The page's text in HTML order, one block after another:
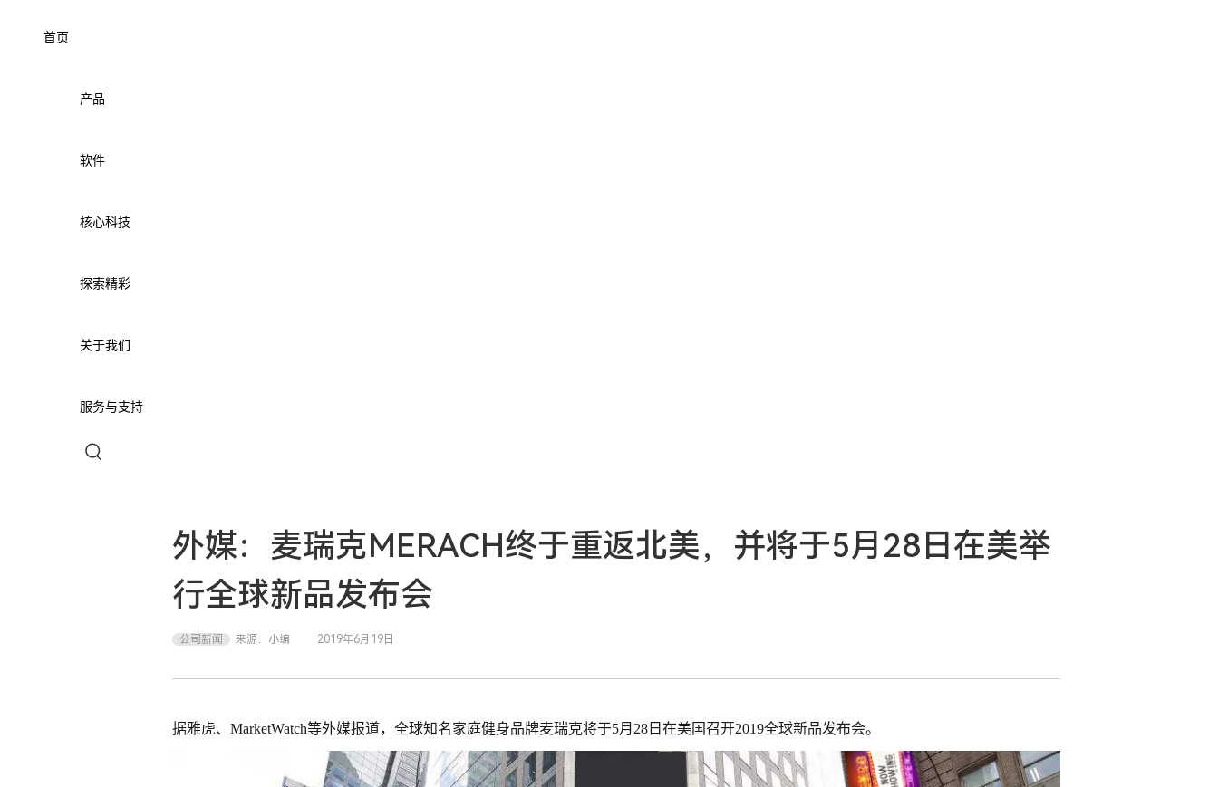
首页
产品
软件
核心科技
探索精彩
关于我们
服务与支持
外媒：麦瑞克MERACH终于重返北美，并将于5月28日在美举
行全球新品发布会
公司新闻 来源： 小编 2019年6月19日
据雅虎、MarketWatch等外媒报道，全球知名家庭健身品牌麦瑞克将于5月28日在美国召开2019全球新品发布会。